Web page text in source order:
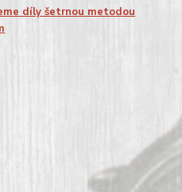
díly šetrnou metodou